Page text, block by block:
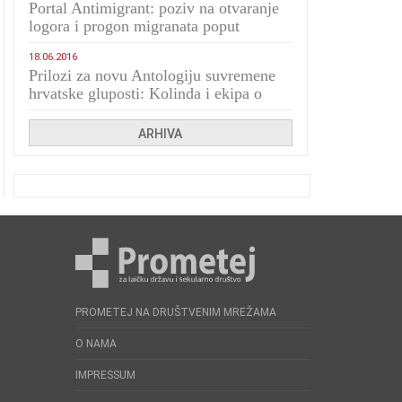
Portal Antimigrant: poziv na otvaranje
logora i progon migranata poput
18.06.2016
Prilozi za novu Antologiju suvremene
hrvatske gluposti: Kolinda i ekipa o
ARHIVA
PROMETEJ NA DRUŠTVENIM MREŽAMA
O NAMA
IMPRESSUM